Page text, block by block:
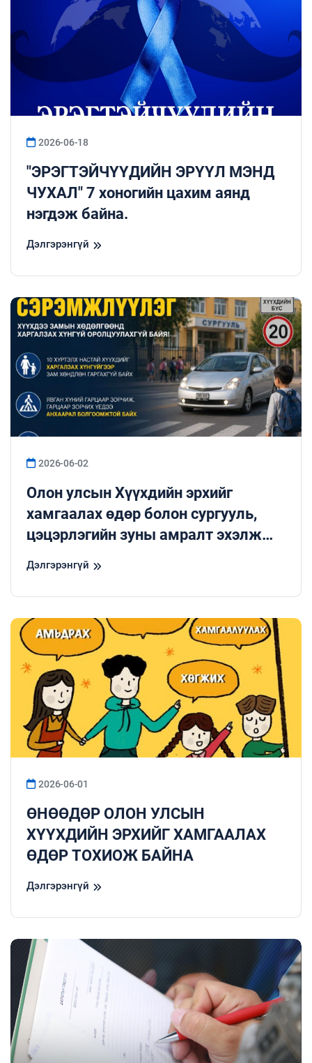
2026-06-18
"ЭРЭГТЭЙЧҮҮДИЙН ЭРҮҮЛ МЭНД
ЧУХАЛ" 7 хоногийн цахим аянд
нэгдэж байна.
Дэлгэрэнгүй
2026-06-02
Олон улсын Хүүхдийн эрхийг
хамгаалах өдөр болон сургууль,
цэцэрлэгийн зуны амралт эхэлж
хамгаалахад онцгой анхаарал
хандуулахыг Та бүхнээс хүсэж
байна.
Дэлгэрэнгүй
2026-06-01
ӨНӨӨДӨР ОЛОН УЛСЫН
ХҮҮХДИЙН ЭРХИЙГ ХАМГААЛАХ
ӨДӨР ТОХИОЖ БАЙНА
Дэлгэрэнгүй